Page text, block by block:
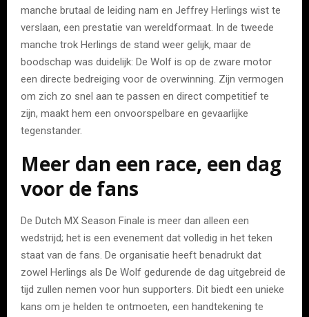
manche brutaal de leiding nam en Jeffrey Herlings wist te
verslaan, een prestatie van wereldformaat. In de tweede
manche trok Herlings de stand weer gelijk, maar de
boodschap was duidelijk: De Wolf is op de zware motor
een directe bedreiging voor de overwinning. Zijn vermogen
om zich zo snel aan te passen en direct competitief te
zijn, maakt hem een onvoorspelbare en gevaarlijke
tegenstander.
Meer dan een race, een dag
voor de fans
De Dutch MX Season Finale is meer dan alleen een
wedstrijd; het is een evenement dat volledig in het teken
staat van de fans. De organisatie heeft benadrukt dat
zowel Herlings als De Wolf gedurende de dag uitgebreid de
tijd zullen nemen voor hun supporters. Dit biedt een unieke
kans om je helden te ontmoeten, een handtekening te